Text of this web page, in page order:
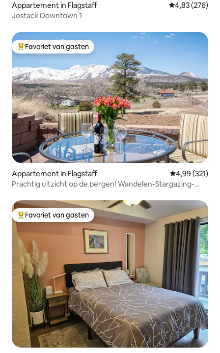
Appartement in Flagstaff Gemiddelde
4,83 (276)
Jostack Downtown 1
Topfavoriet van gasten
Favoriet van gasten
Appartement in Flagstaff Gemiddelde
4,99 (321)
Prachtig uitzicht op de bergen! Wandelen-Stargazing-
Topfavoriet van gasten
Favoriet van gasten